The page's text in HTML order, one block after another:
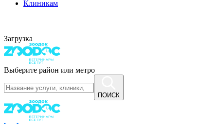
Клиникам
Загрузка
Выберите район или метро
ПОИСК